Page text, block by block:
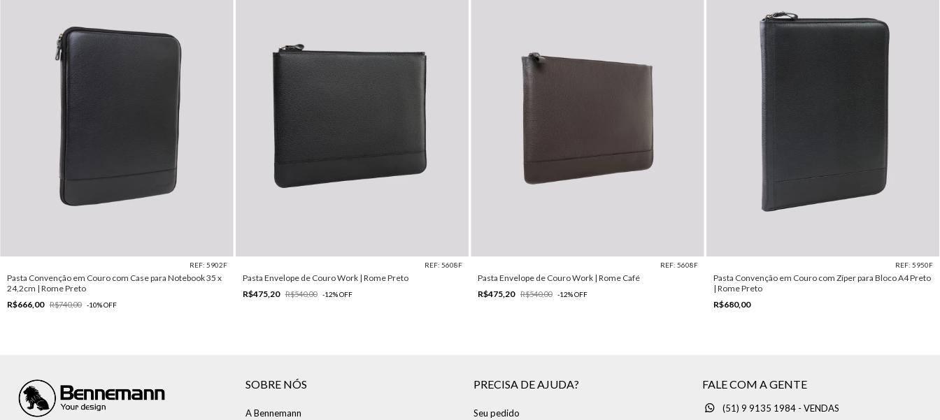
REF: 5902F
Pasta Convenção em Couro com Case para Notebook 35 x
24,2cm | Rome Preto
R$666,00
R$740,00 -10%OFF
REF: 5608F
Pasta Envelope de Couro Work | Rome Preto
R$475,20
R$540,00 -12%OFF
REF: 5608F
Pasta Envelope de Couro Work | Rome Café
R$475,20
R$540,00 -12%OFF
REF: 5950F
Pasta Convenção em Couro com Zíper para Bloco A4 Preto
| Rome Preto
R$680,00
SOBRE NÓS
A Bennemann
PRECISA DE AJUDA?
Seu pedido
FALE COM A GENTE
(51) 9 9135 1984 - VENDAS